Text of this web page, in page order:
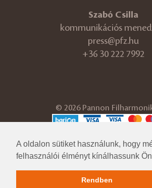
A oldalon sütiket használunk, hogy
felhasználói élményt kínálhassunk
Rendben
Szabó Csilla
kommunikációs
press@pfz.hu
+36 30 222 7992
© 2026 Pannon
Adatvédelmi
Cégadatok
Közérdekű adatok